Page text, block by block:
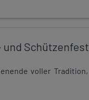
und Schützenfest
voller